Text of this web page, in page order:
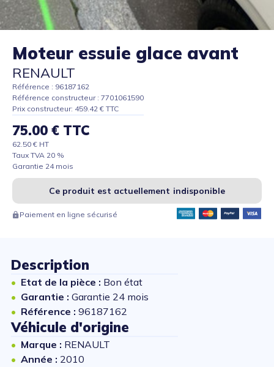
Moteur essuie glace avant
RENAULT
Référence : 96187162
Référence constructeur : 7701061590
Prix constructeur: 459.42 € TTC
75.00 € TTC
62.50 € HT
Taux TVA 20 %
Garantie 24 mois
Ce produit est actuellement indisponible
Paiement en ligne sécurisé
Description
Etat de la pièce : Bon état
Garantie : Garantie 24 mois
Référence : 96187162
Véhicule d'origine
Marque : RENAULT
Année : 2010